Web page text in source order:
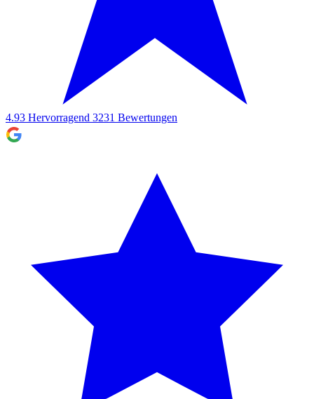
4.93 Hervorragend 3231 Bewertungen